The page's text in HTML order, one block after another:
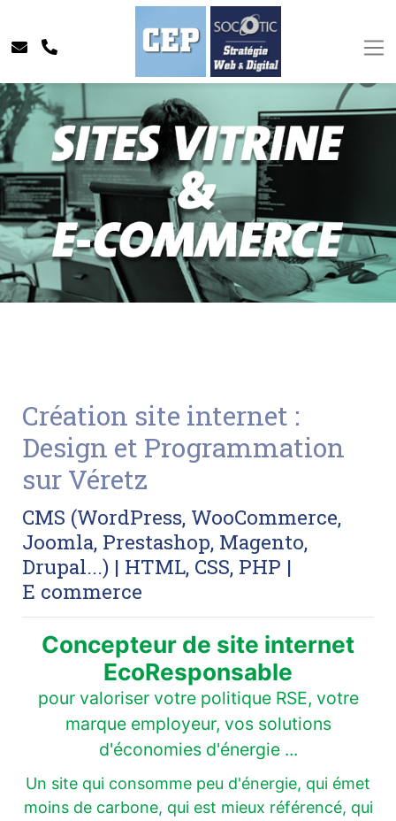
Création site internet :
Design et Programmation
sur Véretz
CMS (WordPress, WooCommerce,
Joomla, Prestashop, Magento,
Drupal...) | HTML, CSS, PHP |
E commerce
Concepteur de site internet
EcoResponsable
pour valoriser votre politique RSE, votre
marque employeur, vos solutions
d'économies d'énergie ...
Un site qui consomme peu d'énergie, qui émet
moins de carbone, qui est mieux référencé, qui